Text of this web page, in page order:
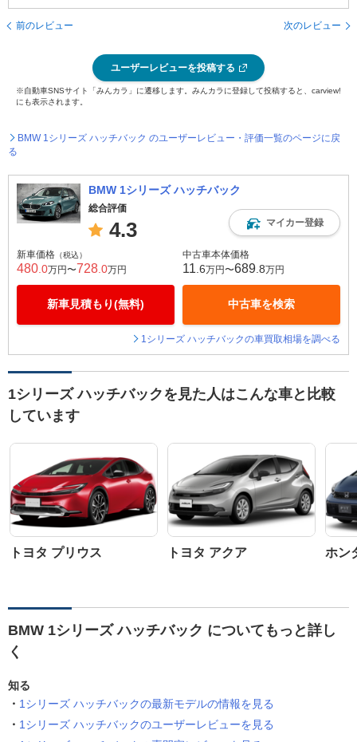
前のレビュー 次のレビュー
ユーザーレビューを投稿する
※自動車SNSサイト「みんカラ」に遷移します。みんカラに登録して投稿すると、carview!
にも表示されます。
BMW 1シリーズ ハッチバック のユーザーレビュー・評価一覧のページに戻
る
BMW 1シリーズ ハッチバック
総合評価
4.3 マイカー登録
新車価格 （税込）
480 .0万円〜728 .0万円
新車見積もり(無料)
中古車本体価格
11 .6万円〜689 .8万円
中古車を検索
1シリーズ ハッチバックの車買取相場を調べる
1シリーズ ハッチバックを見た人はこんな車と比較
しています
トヨタ プリウス トヨタ アクア ホン
BMW 1シリーズ ハッチバック についてもっと詳し
く
知る
1シリーズ ハッチバックの最新モデルの情報を見る
1シリーズ ハッチバックのユーザーレビューを見る